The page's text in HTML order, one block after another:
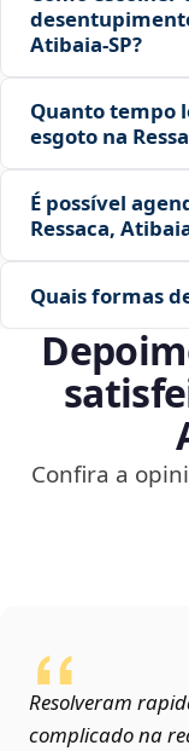
Atibaia‑SP?
Quanto tempo
esgoto na
É possível
Ressaca,
Quais formas
Confira a
Resolveram
complicado na